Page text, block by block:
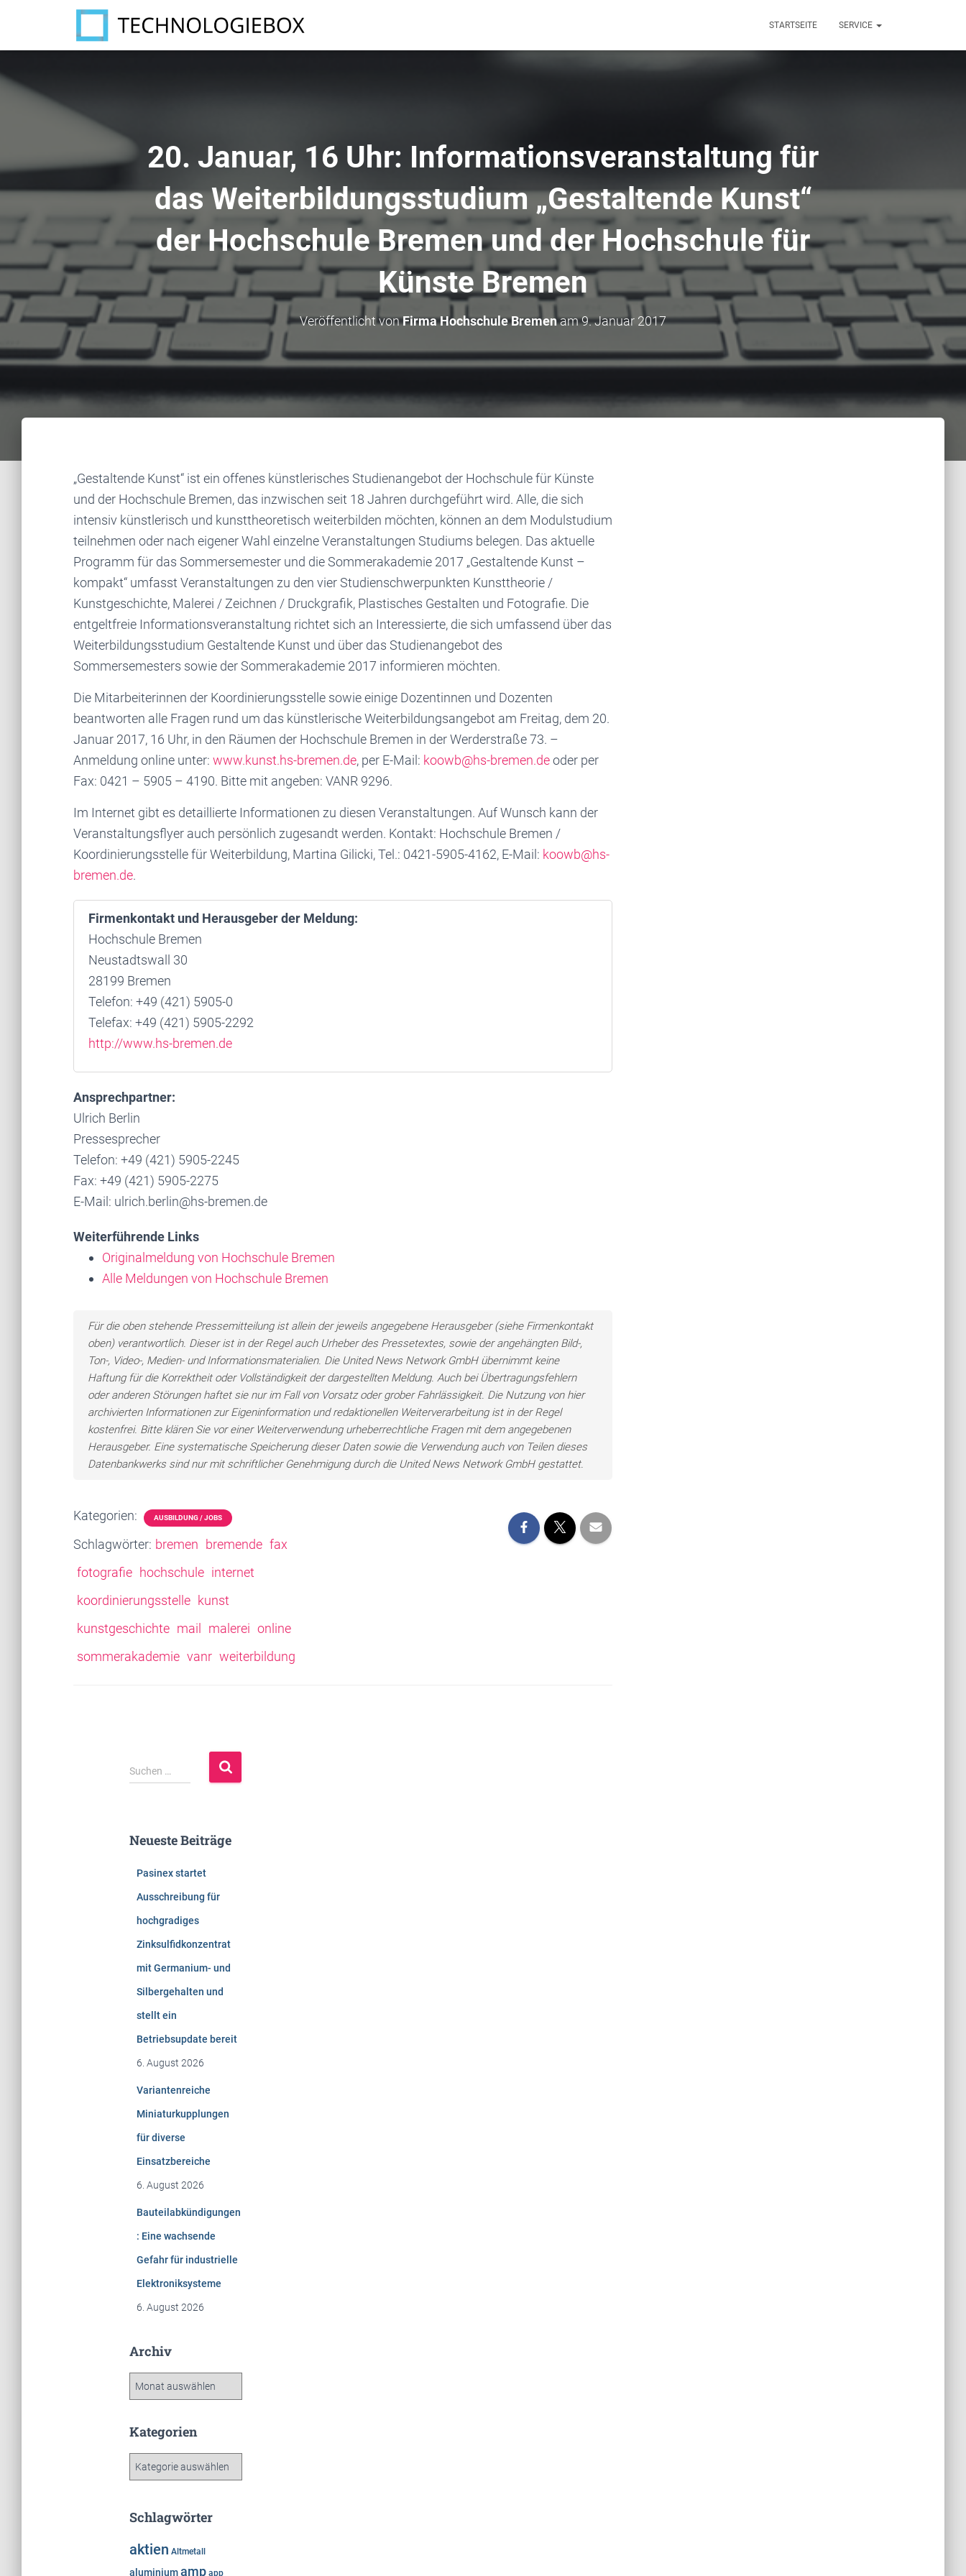
STARTSEITE SERVICE
20. Januar, 16 Uhr: Informationsveranstaltung für
das Weiterbildungsstudium „Gestaltende Kunst“
der Hochschule Bremen und der Hochschule für
Künste Bremen
Veröffentlicht vonFirma Hochschule Bremenam9. Januar 2017
„Gestaltende Kunst“ ist ein offenes künstlerisches Studienangebot der Hochschule für Künste
und der Hochschule Bremen, das inzwischen seit 18 Jahren durchgeführt wird. Alle, die sich
intensiv künstlerisch und kunsttheoretisch weiterbilden möchten, können an dem Modulstudium
teilnehmen oder nach eigener Wahl einzelne Veranstaltungen Studiums belegen. Das aktuelle
Programm für das Sommersemester und die Sommerakademie 2017 „Gestaltende Kunst –
kompakt“ umfasst Veranstaltungen zu den vier Studienschwerpunkten Kunsttheorie /
Kunstgeschichte, Malerei / Zeichnen / Druckgrafik, Plastisches Gestalten und Fotografie. Die
entgeltfreie Informationsveranstaltung richtet sich an Interessierte, die sich umfassend über das
Weiterbildungsstudium Gestaltende Kunst und über das Studienangebot des
Sommersemesters sowie der Sommerakademie 2017 informieren möchten.
Die Mitarbeiterinnen der Koordinierungsstelle sowie einige Dozentinnen und Dozenten
beantworten alle Fragen rund um das künstlerische Weiterbildungsangebot am Freitag, dem 20.
Januar 2017, 16 Uhr, in den Räumen der Hochschule Bremen in der Werderstraße 73. –
Anmeldung online unter: www.kunst.hs-bremen.de, per E-Mail: koowb@hs-bremen.deoder per
Fax: 0421 – 5905 – 4190. Bitte mit angeben: VANR 9296.
Im Internet gibt es detaillierte Informationen zu diesen Veranstaltungen. Auf Wunsch kann der
Veranstaltungsflyer auch persönlich zugesandt werden. Kontakt: Hochschule Bremen /
Koordinierungsstelle für Weiterbildung, Martina Gilicki, Tel.: 0421-5905-4162, E-Mail: koowb@hs-
bremen.de.
Firmenkontakt und Herausgeber der Meldung:
Hochschule Bremen
Neustadtswall 30
28199 Bremen
Telefon: +49 (421) 5905-0
Telefax: +49 (421) 5905-2292
http://www.hs-bremen.de
Ansprechpartner:
Ulrich Berlin
Pressesprecher
Telefon: +49 (421) 5905-2245
Fax: +49 (421) 5905-2275
E-Mail: ulrich.berlin@hs-bremen.de
Weiterführende Links
Originalmeldung von Hochschule Bremen
Alle Meldungen von Hochschule Bremen
Für die oben stehende Pressemitteilung ist allein der jeweils angegebene Herausgeber (siehe Firmenkontakt
oben) verantwortlich. Dieser ist in der Regel auch Urheber des Pressetextes, sowie der angehängten Bild-,
Ton-, Video-, Medien- und Informationsmaterialien. Die United News Network GmbH übernimmt keine
Haftung für die Korrektheit oder Vollständigkeit der dargestellten Meldung. Auch bei Übertragungsfehlern
oder anderen Störungen haftet sie nur im Fall von Vorsatz oder grober Fahrlässigkeit. Die Nutzung von hier
archivierten Informationen zur Eigeninformation und redaktionellen Weiterverarbeitung ist in der Regel
kostenfrei. Bitte klären Sie vor einer Weiterverwendung urheberrechtliche Fragen mit dem angegebenen
Herausgeber. Eine systematische Speicherung dieser Daten sowie die Verwendung auch von Teilen dieses
Datenbankwerks sind nur mit schriftlicher Genehmigung durch die United News Network GmbH gestattet.
Kategorien: AUSBILDUNG / JOBS
Schlagwörter: bremen bremende fax
fotografie hochschule internet
koordinierungsstelle kunst
kunstgeschichte mail malerei online
sommerakademie vanr weiterbildung
S
u
n
Suchen …
Neueste Beiträge
Pasinex startet
Ausschreibung für
hochgradiges
Zinksulfidkonzentrat
mit Germanium- und
Silbergehalten und
stellt ein
Betriebsupdate bereit
6. August 2026
Variantenreiche
Miniaturkupplungen
für diverse
Einsatzbereiche
6. August 2026
Bauteilabkündigungen
: Eine wachsende
Gefahr für industrielle
Elektroniksysteme
6. August 2026
Archiv
h
Kategorien
g
r
i
Schlagwörter
aktien Altmetall
aluminium amp app